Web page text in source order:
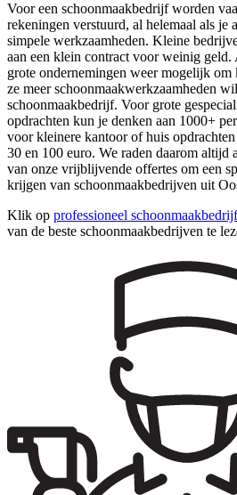
Voor een schoonmaakbedrijf worden
rekeningen verstuurd, al helemaal als je
simpele werkzaamheden. Kleine
aan een klein contract voor weinig
grote ondernemingen weer mogelijk
ze meer schoonmaakwerkzaamheden
schoonmaakbedrijf. Voor grote
opdrachten kun je denken aan 1000+
voor kleinere kantoor of huis
30 en 100 euro. We raden daarom altijd
van onze vrijblijvende offertes om een
krijgen van schoonmaakbedrijven uit
Klik op professioneel schoonmaakbedrijf
van de beste schoonmaakbedrijven te